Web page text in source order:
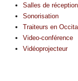
Salles de
Sonorisation
Traiteurs en
Video-conférence
Vidéoprojecteur